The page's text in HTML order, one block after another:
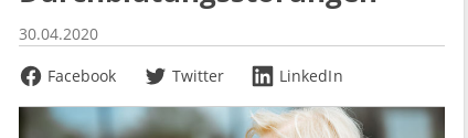
30.04.2020
Facebook
Twitter LinkedIn